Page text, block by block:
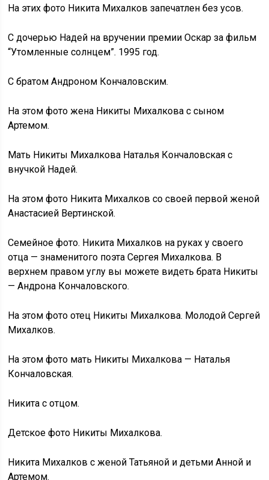
На этих фото Никита Михалков запечатлен без усов.
С дочерью Надей на вручении премии Оскар за фильм
“Утомленные солнцем”. 1995 год.
С братом Андроном Кончаловским.
На этом фото жена Никиты Михалкова с сыном
Артемом.
Мать Никиты Михалкова Наталья Кончаловская с
внучкой Надей.
На этом фото Никита Михалков со своей первой женой
Анастасией Вертинской.
Семейное фото. Никита Михалков на руках у своего
отца — знаменитого поэта Сергея Михалкова. В
верхнем правом углу вы можете видеть брата Никиты
— Андрона Кончаловского.
На этом фото отец Никиты Михалкова. Молодой Сергей
Михалков.
На этом фото мать Никиты Михалкова — Наталья
Кончаловская.
Никита с отцом.
Детское фото Никиты Михалкова.
Никита Михалков с женой Татьяной и детьми Анной и
Артемом.